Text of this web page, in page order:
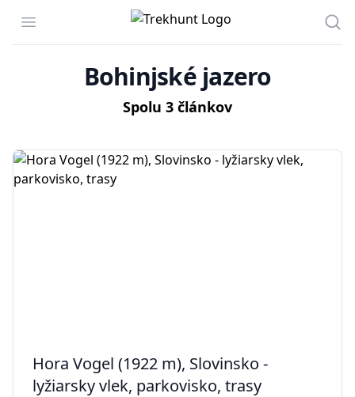
Open menu
Trekhunt
Bohinjské jazero
Spolu 3 článkov
Hora Vogel (1922 m), Slovinsko -
lyžiarsky vlek, parkovisko, trasy